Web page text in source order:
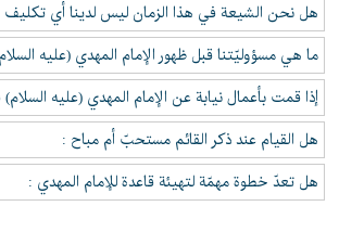
هل نحن الشيعة في هذا الزمان ليس لدينا أي تكليف
ما هي مسؤوليّتنا قبل ظهور الإمام المهدي (عليه
إذا قمت بأعمال نيابة عن الإمام المهدي (عليه
هل القيام عند ذكر القائم مستحبّ أم مباح :
هل تعدّ خطوة مهمّة لتهيئة قاعدة للإمام المهدي :